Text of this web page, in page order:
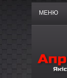
МЕНЮ